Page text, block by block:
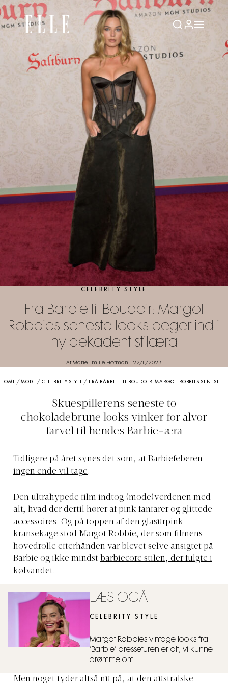
CELEBRITY STYLE
Fra Barbie til Boudoir: Margot
Robbies seneste looks peger ind i
ny dekadent stilæra
Af Marie Emilie Hofman - 22/11/2023
HOME /MODE / CELEBRITY STYLE / FRA BARBIE TIL BOUDOIR: MARGOT ROBBIES SENESTE LOOKS PEGER IND I NY DEKADENT STILÆRA
Skuespillerens seneste to
chokoladebrune looks vinker for alvor
farvel til hendes Barbie-æra
Tidligere på året synes det som, at Barbiefeberen
ingen ende vil tage.
Den ultrahypede film indtog (mode)verdenen med
alt, hvad der dertil hører af pink fanfarer og glittede
accessoires. Og på toppen af den glasurpink
kransekage stod Margot Robbie, der som filmens
hovedrolle efterhånden var blevet selve ansigtet på
Barbie og ikke mindst barbiecore stilen, der fulgte i
kølvandet.
LÆS OGÅ
CELEBRITY STYLE
Margot Robbies vintage looks fra
’Barbie’-presseturen er alt, vi kunne
drømme om
Men noget tyder altså nu på, at den australske